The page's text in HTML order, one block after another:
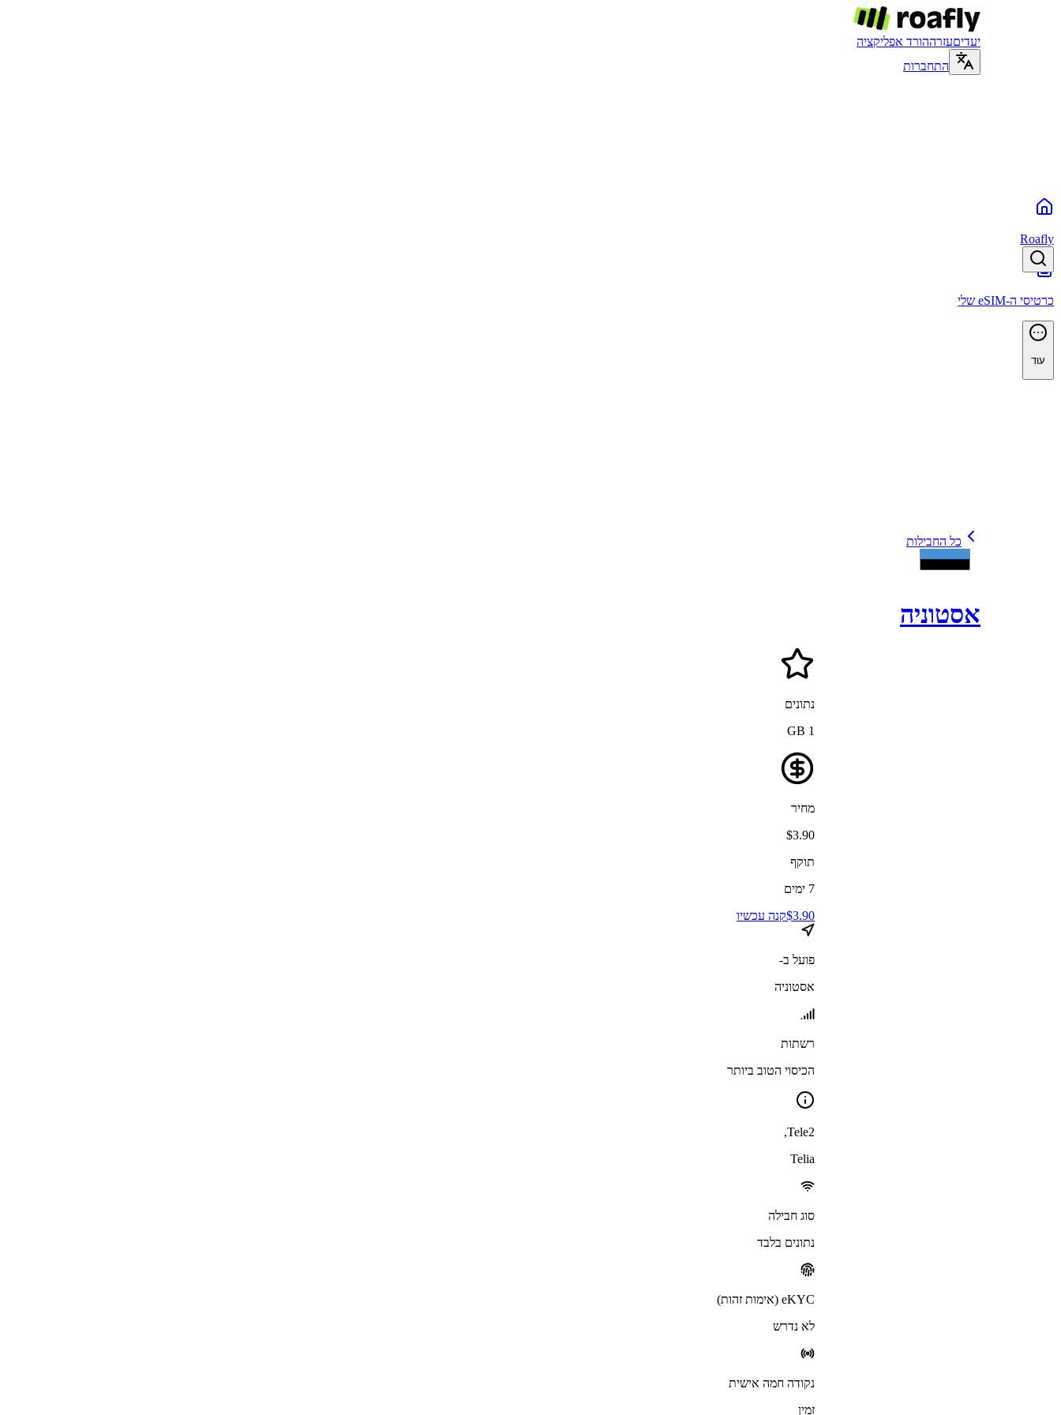
יעדיםעזרההורד אפליקציה
התחברות
Roafly
כרטיסי ה-eSIM שלי
עוד
כל החבילות
אסטוניה
נתונים
1
מחיר
$3.90
תוקף
7 ימים
$3.90 קנה עכשיו
פועל ב-
אסטוניה
רשתות
הכיסוי הטוב ביותר
Tele2
,
Telia
סוג חבילה
נתונים בלבד
eKYC (אימות זהות)
לא נדרש
נקודה חמה אישית
זמין